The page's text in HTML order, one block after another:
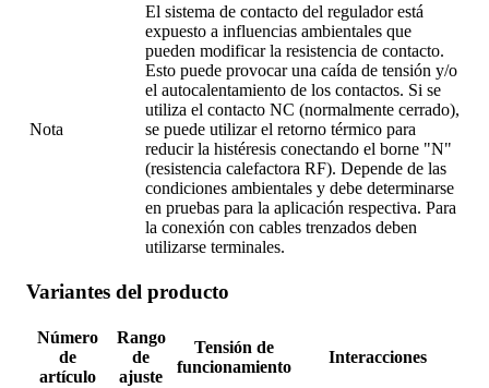
Nota
El sistema de contacto del regulador está
expuesto a influencias ambientales que
pueden modificar la resistencia de contacto.
Esto puede provocar una caída de tensión y/o
el autocalentamiento de los contactos. Si se
utiliza el contacto NC (normalmente cerrado),
se puede utilizar el retorno térmico para
reducir la histéresis conectando el borne "N"
(resistencia calefactora RF). Depende de las
condiciones ambientales y debe determinarse
en pruebas para la aplicación respectiva. Para
la conexión con cables trenzados deben
utilizarse terminales.
Variantes del producto
Número
de
artículo
Rango
de
ajuste
Tensión de
funcionamiento
Interacciones